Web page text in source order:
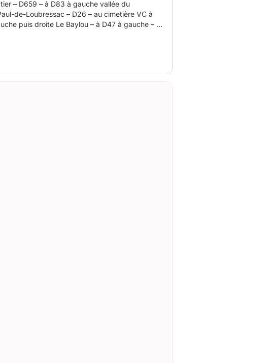
de-Loubressac – D26 – au cimetière VC à
puis droite Le Baylou – à D47 à gauche – à